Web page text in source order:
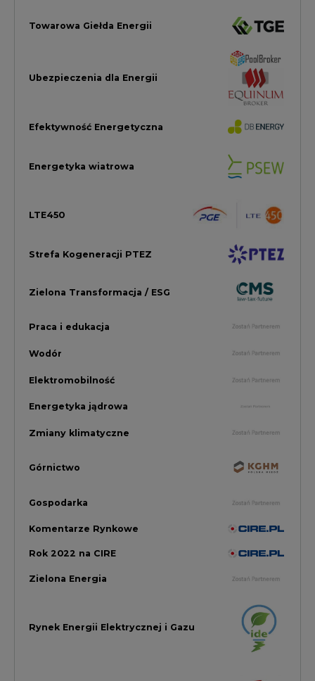
Zielona Transformacja / ESG
Elektromobilność
Zmiany klimatyczne
Górnictwo
Gospodarka
Rynek Energii Elektrycznej i Gazu
Inwestycje i Innowacje w Eneregtyce
Energetyka